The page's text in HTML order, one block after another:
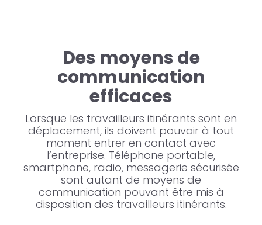
Des moyens de
communication
efficaces
Lorsque les travailleurs itinérants sont en
déplacement, ils doivent pouvoir à tout
moment entrer en contact avec
l’entreprise. Téléphone portable,
smartphone, radio, messagerie sécurisée
sont autant de moyens de
communication pouvant être mis à
disposition des travailleurs itinérants.